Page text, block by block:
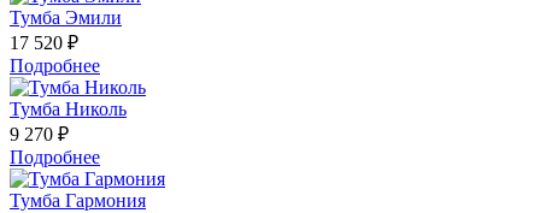
Тумба Эмили
17 520 ₽
Подробнее
Тумба Николь
9 270 ₽
Подробнее
Тумба Гармония